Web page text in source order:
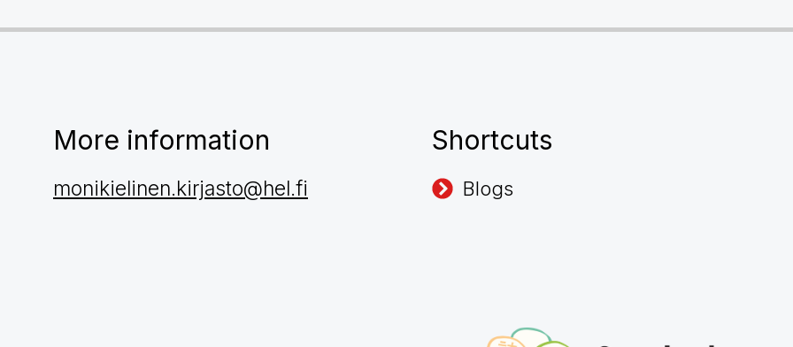
More information
monikielinen.kirjasto@hel.fi
Shortcuts
Blogs